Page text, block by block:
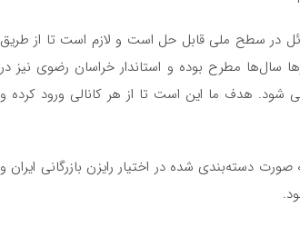
در سطح ملی قابل حل است و لازم است تا از طریق
سال‌ها مطرح بوده و استاندار خراسان رضوی نیز در
هدف ما این است تا از هر کانالی ورود کرده و
دسته‌بندی شده در اختیار رایزن بازرگانی ایران و